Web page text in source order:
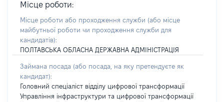
Місце роботи:
Місце роботи або проходження служби (або місце
майбутньої роботи чи проходження служби для
кандидатів):
ПОЛТАВСЬКА ОБЛАСНА ДЕРЖАВНА АДМІНІСТРАЦІЯ
Займана посада (або посада, на яку претендуєте як
кандидат):
Головний спеціаліст відділу цифрової трансформації
Управління інфраструктури та цифрової трансформації